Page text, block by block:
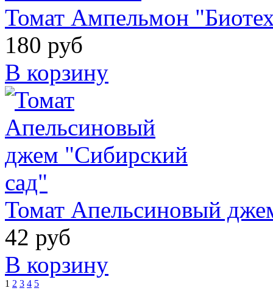
Томат Ампельмон
180 руб
В корзину
Томат Апельсиновый
42 руб
В корзину
1 2 3 4 5